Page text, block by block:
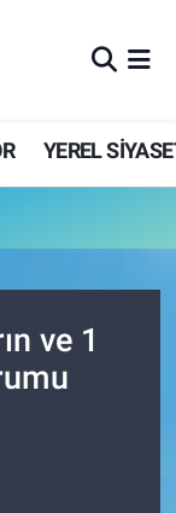
YEREL
ve 1